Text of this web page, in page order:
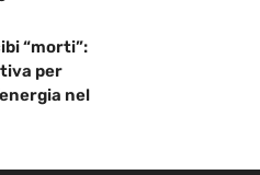
“morti”:
per
nel